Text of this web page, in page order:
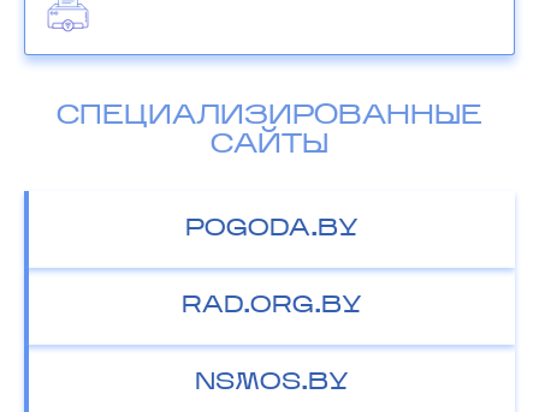
СПЕЦИАЛИЗИРОВАННЫЕ
САЙТЫ
POGODA.BY
RAD.ORG.BY
NSMOS.BY